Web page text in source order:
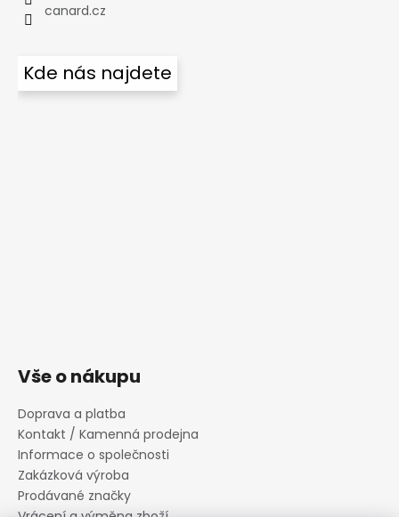
canard.cz
Kde nás najdete
Vše o nákupu
Doprava a platba
Kontakt / Kamenná prodejna
Informace o společnosti
Zakázková výroba
Prodávané značky